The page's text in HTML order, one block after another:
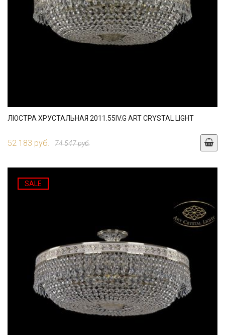
ЛЮСТРА ХРУСТАЛЬНАЯ 2011.55IV.G ART CRYSTAL LIGHT
52 183 руб. 74 547 руб.
SALE